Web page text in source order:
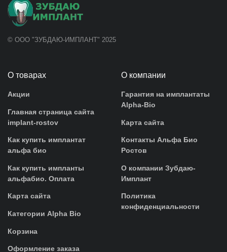
© ООО "ЗУБДАЮ-ИМПЛАНТ" 2025
О товарах
Акции
Главная страница сайта
implant-rostov
Как купить имплантат
альфа био
Как купить импланты
альфабио. Оплата
Карта сайта
Категории Alpha Bio
Корзина
Оформление заказа
О компании
Гарантия на имплантаты
Alpha-Bio
Карта сайта
Контакты Альфа Био
Ростов
О компании Зубдаю-
Имплант
Политика
конфиденциальности